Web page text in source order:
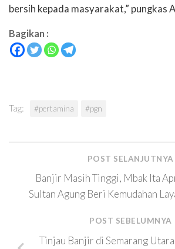
bersih kepada masyarakat,” pungkas
Bagikan :
Tag: #pertamina #pgn
POST SELANJUTNYA
Banjir Masih Tinggi, Mbak Ita
Sultan Agung Beri Kemudahan
POST SEBELUMNYA
Tinjau Banjir di Semarang